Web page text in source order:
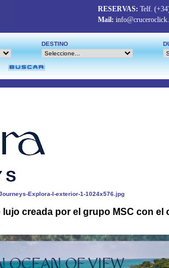
RESERVAS: Telf.
Mail:
DESTINO
creada por el grupo MSC con el